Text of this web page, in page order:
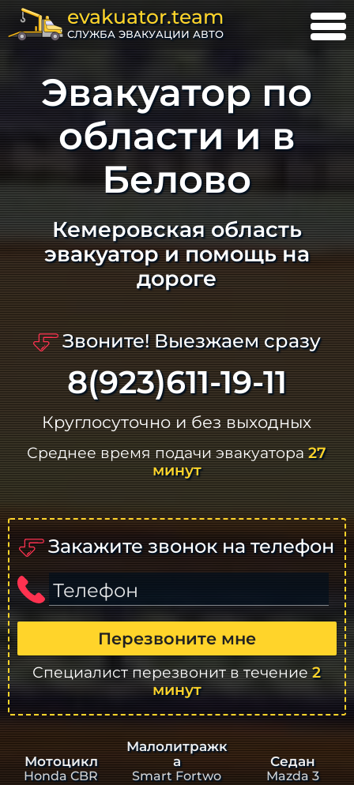
evakuator.team
СЛУЖБА ЭВАКУАЦИИ АВТО
Эвакуатор по
области и в
Белово
Кемеровская область
эвакуатор и помощь на
дороге
Звоните! Выезжаем сразу
8(923)611-19-11
Круглосуточно и без выходных
Среднее время подачи эвакуатора27
минут
Закажите звонок на телефон
Телефон
Перезвоните мне
Специалист перезвонит в течение2
минут
Мотоцикл
Honda CBR
Малолитражк
а
Smart Fortwo
Седан
Mazda 3